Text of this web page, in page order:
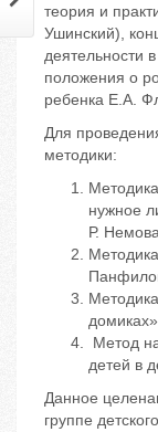
теория и
Ушинский),
деятельности
положения о
ребенка Е.А.
Для
методики:
нужное
Р.
Метод
детей в
Данное
группе